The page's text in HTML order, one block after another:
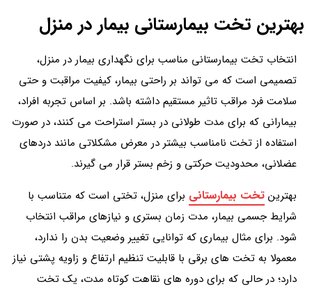
بهترین تخت بیمارستانی بیمار در منزل
انتخاب تخت بیمارستانی مناسب برای نگهداری بیمار در منزل،
تصمیمی است که می تواند بر راحتی بیمار، کیفیت مراقبت و حتی
سلامت فرد مراقب تاثیر مستقیم داشته باشد. بر اساس تجربه افراد،
بیمارانی که برای مدت طولانی در بستر استراحت می کنند، در صورت
استفاده از تخت نامناسب بیشتر در معرض مشکلاتی مانند دردهای
عضلانی، محدودیت حرکتی و زخم بستر قرار می گیرند.
بهترین تخت بیمارستانی برای منزل، تختی است که متناسب با
شرایط جسمی بیمار، مدت زمان بستری و نیازهای مراقب انتخاب
شود. برای مثال بیماری که توانایی تغییر وضعیت بدن را ندارد،
معمولا به تخت های برقی با قابلیت تنظیم ارتفاع و زاویه پشتی نیاز
دارد؛ در حالی که برای دوره های نقاهت کوتاه مدت، یک تخت